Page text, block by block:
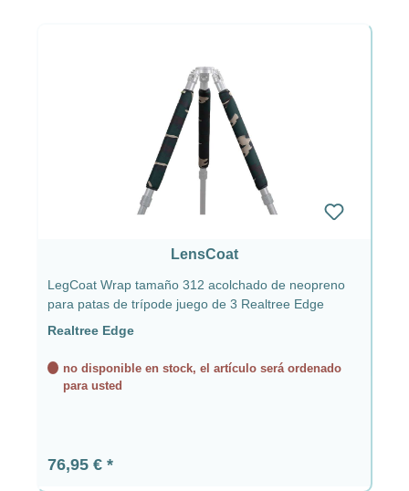
LensCoat
LegCoat Wrap tamaño 312 acolchado de neopreno
para patas de trípode juego de 3 Realtree Edge
Realtree Edge
no disponible en stock, el artículo será ordenado
para usted
Precio normal:
76,95 €